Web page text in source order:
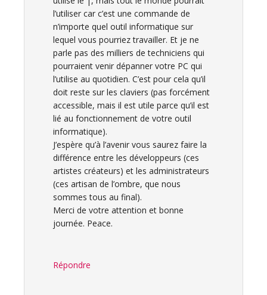
l’utiliser car c’est une commande de
n’importe quel outil informatique sur
lequel vous pourriez travailler. Et je ne
parle pas des milliers de techniciens qui
pourraient venir dépanner votre PC qui
l’utilise au quotidien. C’est pour cela qu’il
doit reste sur les claviers (pas forcément
accessible, mais il est utile parce qu’il est
lié au fonctionnement de votre outil
informatique).
J’espère qu’à l’avenir vous saurez faire la
différence entre les développeurs (ces
artistes créateurs) et les administrateurs
(ces artisan de l’ombre, que nous
sommes tous au final).
Merci de votre attention et bonne
journée. Peace.
Répondre